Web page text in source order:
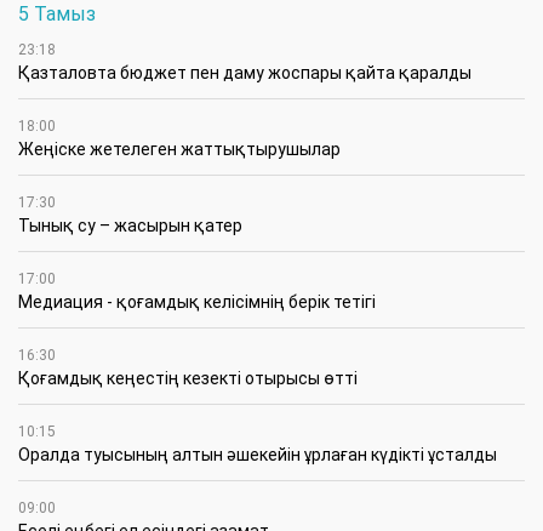
5 Тамыз
23:18
Қазталовта бюджет пен даму жоспары қайта қаралды
18:00
Жеңіске жетелеген жаттықтырушылар
17:30
Тынық су – жасырын қатер
17:00
Медиация - қоғамдық келісімнің берік тетігі
16:30
Қоғамдық кеңестің кезекті отырысы өтті
10:15
Оралда туысының алтын әшекейін ұрлаған күдікті ұсталды
09:00